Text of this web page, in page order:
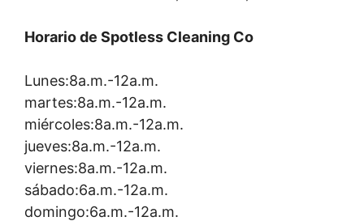
Horario de Spotless Cleaning Co
Lunes:8a.m.-12a.m.
martes:8a.m.-12a.m.
miércoles:8a.m.-12a.m.
jueves:8a.m.-12a.m.
viernes:8a.m.-12a.m.
sábado:6a.m.-12a.m.
domingo:6a.m.-12a.m.